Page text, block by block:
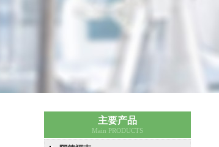
主要产品
Main PRODUCTS